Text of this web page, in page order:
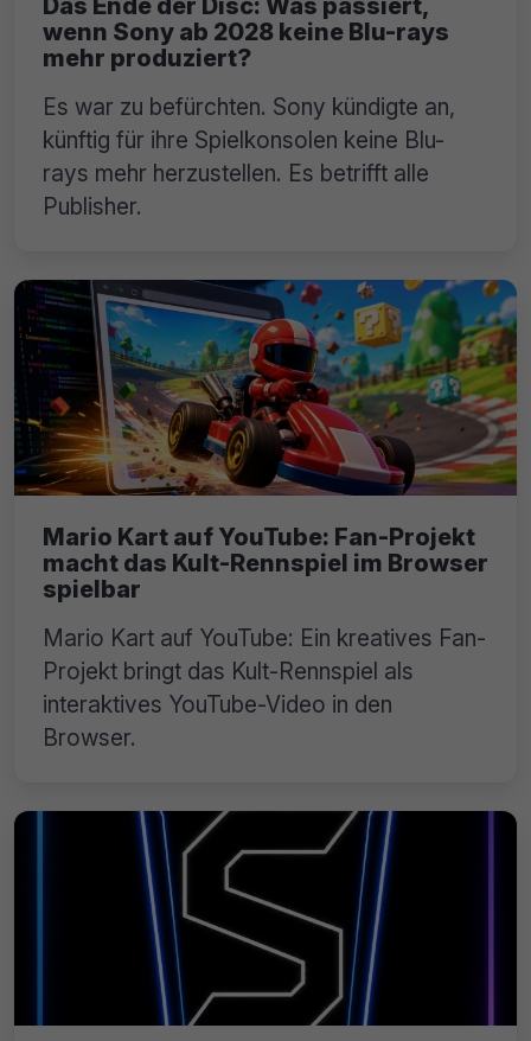
Das Ende der Disc: Was passiert,
wenn Sony ab 2028 keine Blu-rays
mehr produziert?
Es war zu befürchten. Sony kündigte an,
künftig für ihre Spielkonsolen keine Blu-
rays mehr herzustellen. Es betrifft alle
Publisher.
Mario Kart auf YouTube: Fan-Projekt
macht das Kult-Rennspiel im Browser
spielbar
Mario Kart auf YouTube: Ein kreatives Fan-
Projekt bringt das Kult-Rennspiel als
interaktives YouTube-Video in den
Browser.